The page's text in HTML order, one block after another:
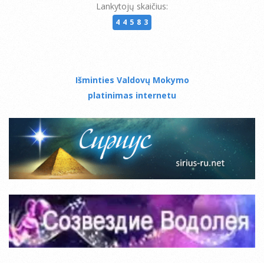
Lankytojų skaičius:
44583
Išminties Valdovų Mokymo
platinimas internetu